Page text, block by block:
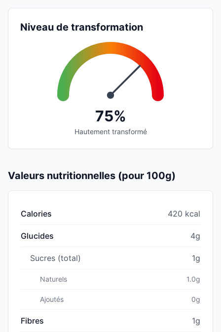
Niveau de transformation
75%
Hautement transformé
Valeurs nutritionnelles (pour 100g)
Calories 420 kcal
Glucides 4g
Sucres (total) 1g
Naturels 1.0g
Ajoutés 0g
Fibres 1g